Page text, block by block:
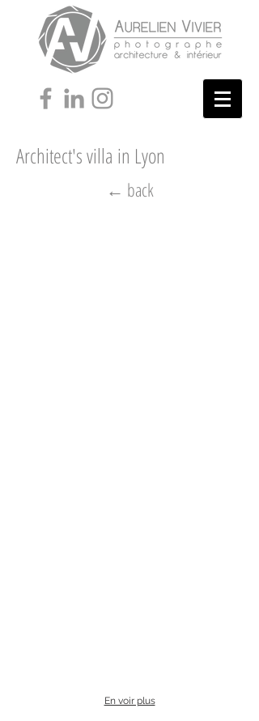
Architect's villa in Lyon
← back
En voir plus